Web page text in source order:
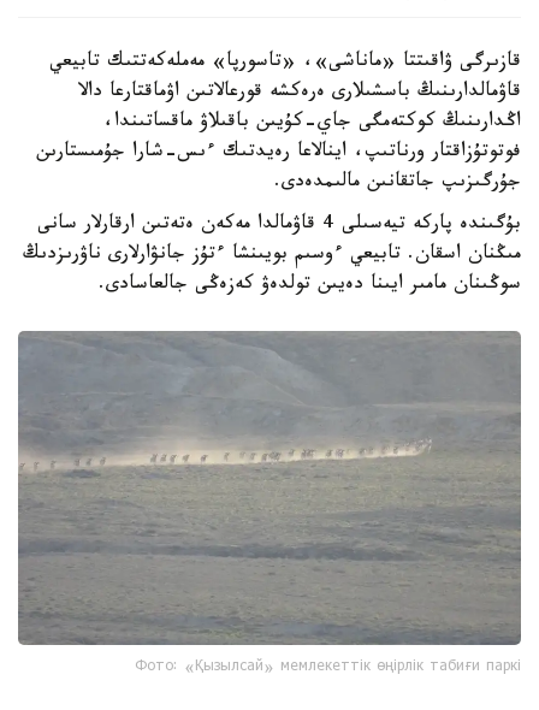
قازىرگى ۋاقىتتا «ماناشى»، «تاسورپا» مەملەكەتتىك تابيعي
قاۋمالدارىنىڭ باسشىلارى ەرەكشە قورعالاتىن اۋماقتارعا دالا
اڭدارىنىڭ كوكتەمگى جاي-كۇيىن باقىلاۋ ماقساتىندا،
فوتوتۇزاقتار ورناتىپ، اينالاعا رەيدتىك ءىس-شارا جۇمىستارىن
جۇرگىزىپ جاتقانىن مالىمدەدى.
بۇگىندە پاركە تيەسىلى 4 قاۋمالدا مەكەن ەتەتىن ارقارلار سانى
مىڭنان اسقان. تابيعي ءوسىم بويىنشا ءتۇز جانۋارلارى ناۋرىزدىڭ
سوڭىنان مامىر ايىنا دەيىن تولدەۋ كەزەڭى جالعاسادى.
Фото: «Қызылсай» мемлекеттік өңірлік табиғи паркі